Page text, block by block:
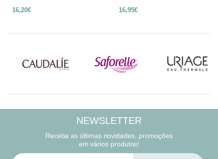
16,20€ 16,95€
NEWSLETTER
Receba as últimas novidades, promoções
em vários produtos!